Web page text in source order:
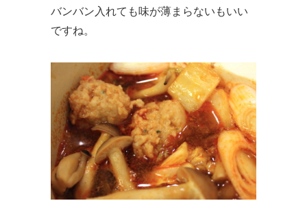
バンバン入れても味が薄まらないもいい
ですね。